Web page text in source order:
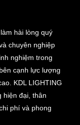
hài lòng quý
chuyên nghiệp
nghiệm trong
cạnh lực lượng
KDL LIGHTING
hiện đại, thân
phí và phong